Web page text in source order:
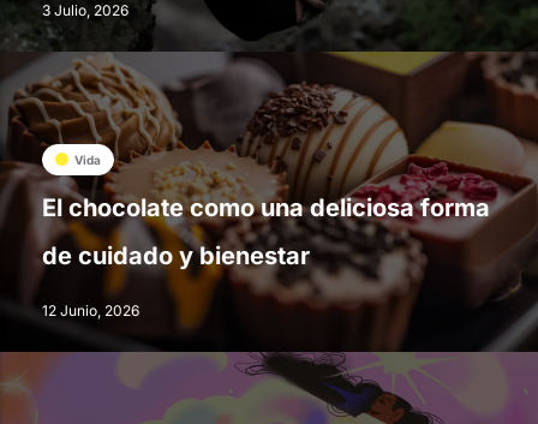
3 Julio, 2026
Vida
El chocolate como una deliciosa forma
de cuidado y bienestar
12 Junio, 2026